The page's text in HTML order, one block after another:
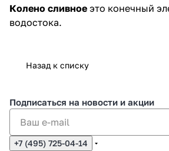
Колено сливное это конечный
водостока.
Назад к списку
Подписаться на новости и акции
+7 (495) 725-04-14